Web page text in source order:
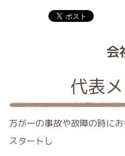
会
代表
万が一の事故や故障の時に
スタートし